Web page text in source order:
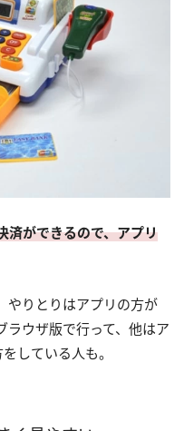
済ができるので、アプリ
やりとりはアプリの方が
ラウザ版で行って、他はア
している人も。